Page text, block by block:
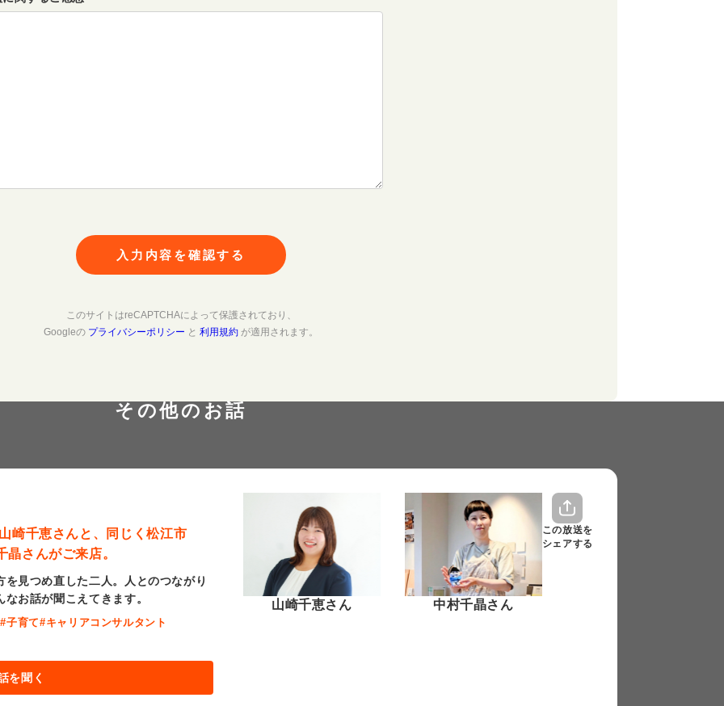
入力内容を確認する
このサイトはreCAPTCHAによって保護されており、
Googleの プライバシーポリシー と 利用規約 が適用されます。
その他のお話
崎千恵さんと、同じく松江市
さんがご来店。
見つめ直した二人。人とのつながり
お話が聞こえてきます。
#子育て#キャリアコンサルタント
を聞く
山崎千恵さん 中村千晶さん
この放送を
シェアする